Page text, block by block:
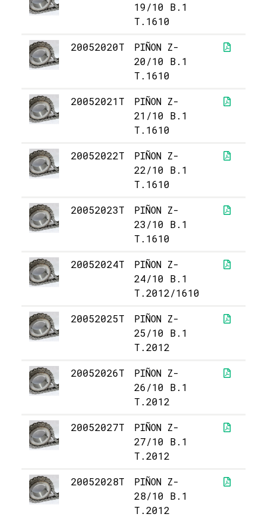
19/10 B.1
T.1610
20052020T
PIÑON Z-
20/10 B.1
T.1610
20052021T
PIÑON Z-
21/10 B.1
T.1610
20052022T
PIÑON Z-
22/10 B.1
T.1610
20052023T
PIÑON Z-
23/10 B.1
T.1610
20052024T
PIÑON Z-
24/10 B.1
T.2012/1610
20052025T
PIÑON Z-
25/10 B.1
T.2012
20052026T
PIÑON Z-
26/10 B.1
T.2012
20052027T
PIÑON Z-
27/10 B.1
T.2012
20052028T
PIÑON Z-
28/10 B.1
T.2012